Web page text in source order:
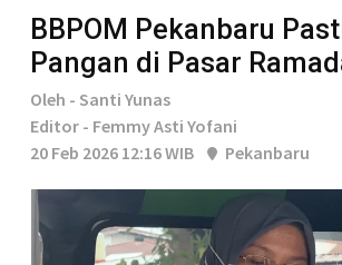
BBPOM Pekanbaru
Pangan di Pasar
Oleh - Santi Yunas
Editor - Femmy Asti Yofani
20 Feb 2026 12:16 WIB
Pekanbaru